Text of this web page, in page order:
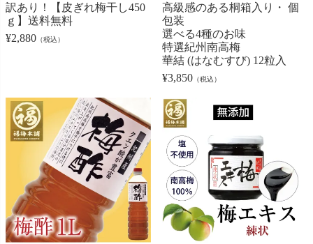
訳あり！【皮ぎれ梅干し450
ｇ】送料無料
¥2,880 （税込）
高級感のある桐箱入り・ 個
包装
選べる4種のお味
特選紀州南高梅
華結 (はなむすび) 12粒入
¥3,850 （税込）